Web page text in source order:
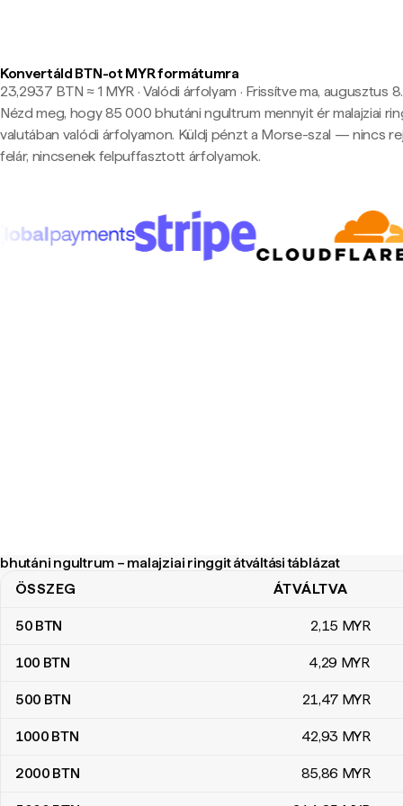
Konvertáld BTN-ot MYR formátumra
23,2937 BTN ≈ 1 MYR · Valódi árfolyam · Frissítve ma, augusztus
Nézd meg, hogy 85 000 bhutáni ngultrum mennyit ér malajziai
valutában valódi árfolyamon. Küldj pénzt a Morse-szal — nincs
felár, nincsenek felpuffasztott árfolyamok.
bhutáni ngultrum – malajziai ringgit átváltási táblázat
bhutáni ngultrum – malajziai ringgit átváltási táblázat
ÖSSZEG ÁTVÁLTVA
50 BTN 2,15 MYR
100 BTN 4,29 MYR
500 BTN 21,47 MYR
1000 BTN 42,93 MYR
2000 BTN 85,86 MYR